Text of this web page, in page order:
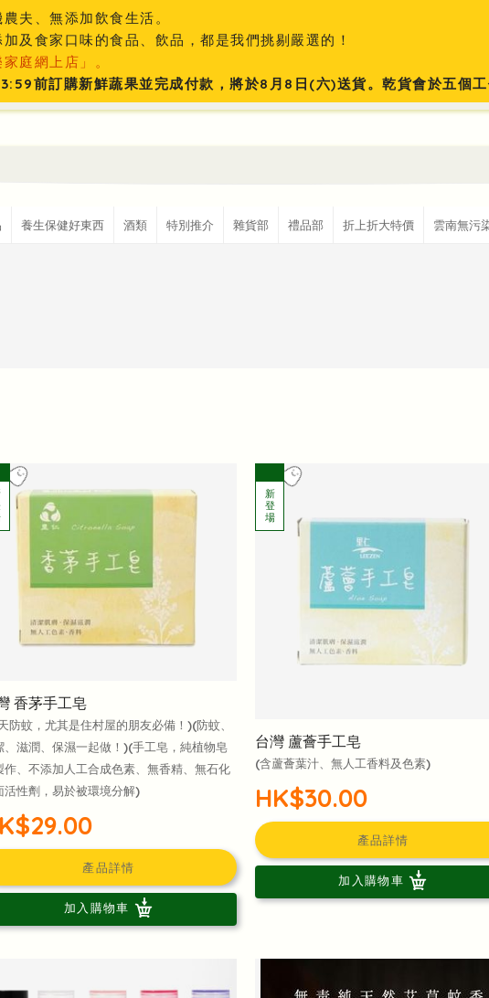
夫、無添加飲食生活。
及食家口味的食品、飲品，都是我們挑剔嚴選的！
庭網上店」。
前訂購新鮮蔬果並完成付款，將於8月8日(六)送貨。乾貨會於五個工
養生保健好東西 酒類 特別推介 雜貨部 禮品部 折上折大特價 雲南無污
香茅手工皂
防蚊，尤其是住村屋的朋友必備！)(防蚊、
、滋潤、保濕一起做！)(手工皂，純植物皂
作、不添加人工合成色素、無香精、無石化
活性劑，易於被環境分解)
產品詳情
加入購物車
台灣 蘆薈手工皂
(含蘆薈葉汁、無人工香料及色素)
HK$30.00
產品詳情
加入購物車